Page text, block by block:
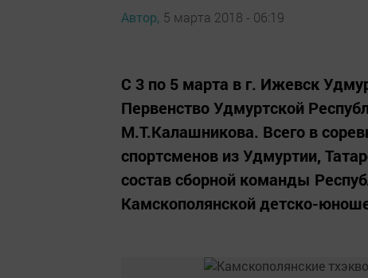
Автор, 5 марта 2018 - 06:19
С 3 по 5 марта в г. Ижевск
Первенство Удмуртской
М.Т.Калашникова. Всего в
спортсменов из Удмуртии,
состав сборной команды
Камскополянской детско-